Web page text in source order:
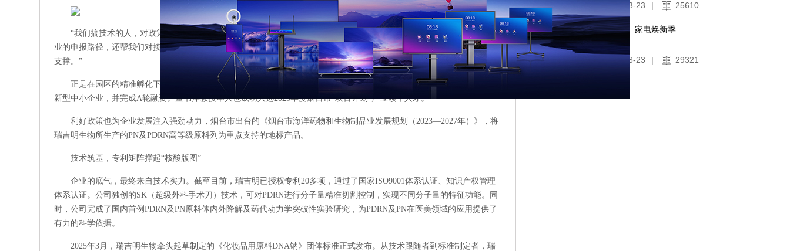
“我们搞技术的人，对政策申报、市场对接这些事其实不太懂。是园区手把手帮我们梳理了高新技术企业、专精特新企
业的申报路径，还帮我们对接了投融资机构。”董书萍教授说，“在烟台创业，我们不是单打独斗，背后有一整套服务体系在
支撑。”
正是在园区的精准孵化下，瑞吉明顺利获评国家高新技术企业、山东省专精特新中小企业、国家级科技型中小企业及创
新型中小企业，并完成A轮融资。董书萍教授本人也成功入选2025年度烟台市“双百计划”产业领军人才。
利好政策也为企业发展注入强劲动力，烟台市出台的《烟台市海洋药物和生物制品业发展规划（2023—2027年）》，将
瑞吉明生物所生产的PN及PDRN高等级原料列为重点支持的地标产品。
技术筑基，专利矩阵撑起“核酸版图”
企业的底气，最终来自技术实力。截至目前，瑞吉明已授权专利20多项，通过了国家ISO9001体系认证、知识产权管理
体系认证。公司独创的SK（超级外科手术刀）技术，可对PDRN进行分子量精准切割控制，实现不同分子量的特征功能。同
时，公司完成了国内首例PDRN及PN原料体内外降解及药代动力学突破性实验研究，为PDRN及PN在医美领域的应用提供了
有力的科学依据。
2025年3月，瑞吉明生物牵头起草制定的《化妆品用原料DNA钠》团体标准正式发布。从技术跟随者到标准制定者，瑞
2021-03-23 | 25610
【美的】家电焕新季
2021-03-23 | 29321